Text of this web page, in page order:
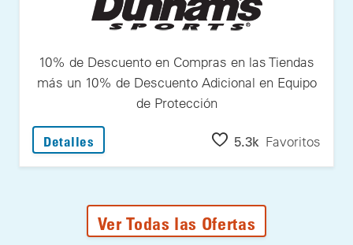
10% de Descuento en Compras en las Tiendas
más un 10% de Descuento Adicional en Equipo
de Protección
Detalles : 10% de Descuento en Compras en las
5.3k Favoritos
Ver Todas las Ofertas